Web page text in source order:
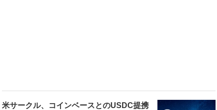
米サークル、コインベースとのUSDC提携